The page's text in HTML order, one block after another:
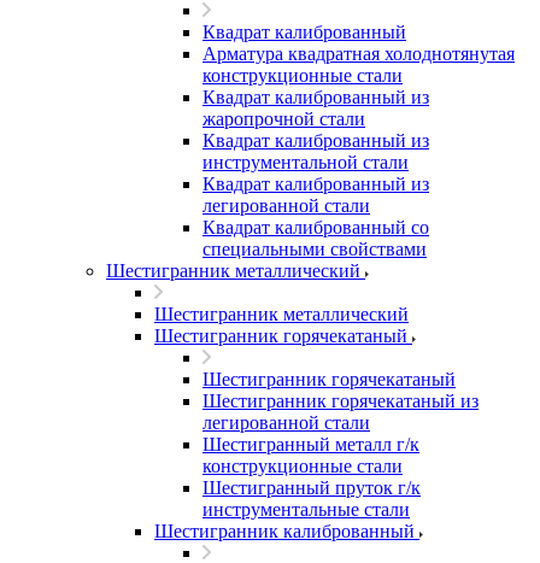
Квадрат калиброванный
Арматура квадратная холоднотянутая
конструкционные стали
Квадрат калиброванный из
жаропрочной стали
Квадрат калиброванный из
инструментальной стали
Квадрат калиброванный из
легированной стали
Квадрат калиброванный со
специальными свойствами
Шестигранник металлический
Шестигранник металлический
Шестигранник горячекатаный
Шестигранник горячекатаный
Шестигранник горячекатаный из
легированной стали
Шестигранный металл г/к
конструкционные стали
Шестигранный пруток г/к
инструментальные стали
Шестигранник калиброванный